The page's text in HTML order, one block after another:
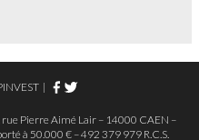
|
rue Pierre Aimé Lair – 14000 CAEN –
à 50.000 € – 492 379 979 R.C.S.